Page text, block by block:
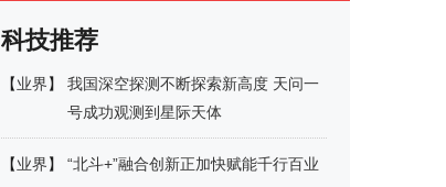
科技推荐
【业界】
我国深空探测不断探索新高度 天问一
号成功观测到星际天体
【业界】 “北斗+”融合创新正加快赋能千行百业